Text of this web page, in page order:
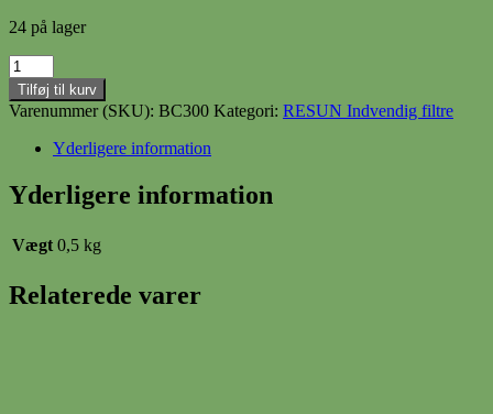
24 på lager
BC300
Bioclear
Power
filter
300L/h,
antal
Tilføj til kurv
Varenummer (SKU): BC300 Kategori: RESUN Indvendig filtre
Yderligere information
Yderligere information
Vægt 0,5 kg
Relaterede varer